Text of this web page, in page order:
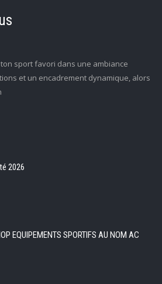
sport favori dans une ambiance
et un encadrement dynamique, alors
2026
EQUIPEMENTS SPORTIFS AU NOM AC